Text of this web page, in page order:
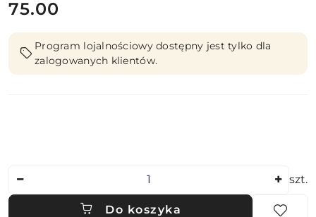
cena:
75.00
Program lojalnościowy dostępny jest tylko dla
zalogowanych klientów.
szt.
Do koszyka